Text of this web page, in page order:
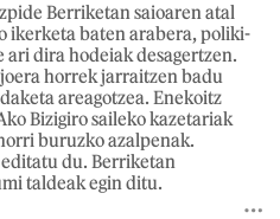
Berriketan saioaren atal
ikerketa baten arabera, poliki-
dira hodeiak desagertzen.
horrek jarraitzen badu
areagotzea. Enekoitz
Bizigiro saileko kazetariak
buruzko azalpenak.
du. Berriketan
taldeak egin ditu.